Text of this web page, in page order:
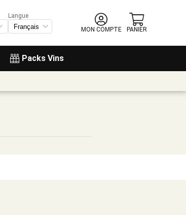
Packs Vins
Langue
MON COMPTE
PANIER